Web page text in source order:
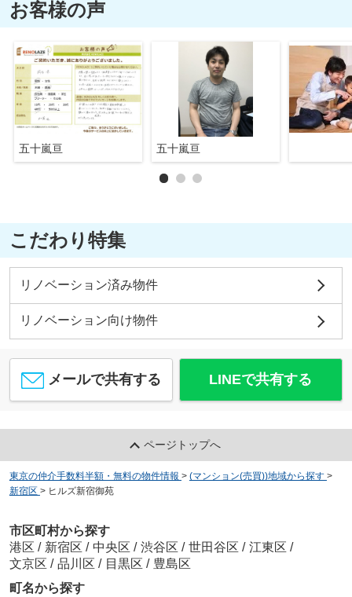
お客様の声
五十嵐亘 五十嵐亘
こだわり特集
リノベーション済み物件
リノベーション向け物件
メールで共有する LINEで共有する
ページトップへ
東京の仲介手数料半額・無料の物件情報 > (マンション(売買))地域から探す >
新宿区 > ヒルズ新宿御苑
市区町村から探す
港区 / 新宿区 / 中央区 / 渋谷区 / 世田谷区 / 江東区 /
文京区 / 品川区 / 目黒区 / 豊島区
町名から探す